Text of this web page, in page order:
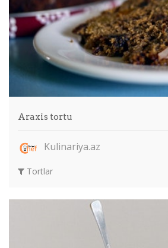
Araxis tortu
Kulinariya.az
Tortlar